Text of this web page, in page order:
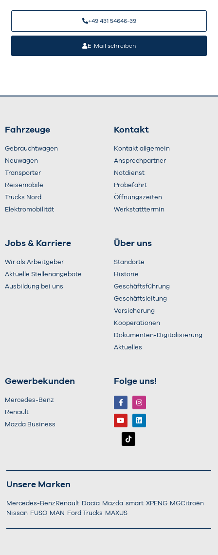
+49 431 54646-39
E-Mail schreiben
Fahrzeuge
Gebrauchtwagen
Neuwagen
Transporter
Reisemobile
Trucks Nord
Elektromobilität
Kontakt
Kontakt allgemein
Ansprechpartner
Notdienst
Probefahrt
Öffnungszeiten
Werkstatttermin
Jobs & Karriere
Wir als Arbeitgeber
Aktuelle Stellenangebote
Ausbildung bei uns
Über uns
Standorte
Historie
Geschäftsführung
Geschäftsleitung
Versicherung
Kooperationen
Dokumenten-Digitalisierung
Aktuelles
Gewerbekunden
Mercedes-Benz
Renault
Mazda Business
Folge uns!
Unsere Marken
Mercedes-Benz Renault Dacia Mazda smart XPENG MGCitroën
Nissan FUSO MAN Ford Trucks MAXUS